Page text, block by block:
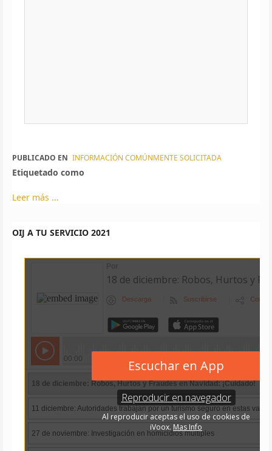
PUBLICADO EN INFORMACIÓN COMÚNMENTE SOLICITADA
Etiquetado como
Leer más ...
OIJ A TU SERVICIO 2021